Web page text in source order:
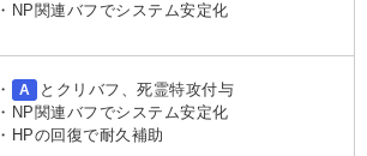
・NP関連バフでシステム安定化
・ A
とクリバフ、死霊特攻付与
・NP関連バフでシステム安定化
・HPの回復で耐久補助